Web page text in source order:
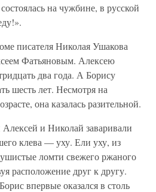
на чужбине, в русской
писателя Николая Ушакова
Фатьяновым. Алексею
два года. А Борису
шесть лет. Несмотря на
она казалась разительной.
и Николай заваривали
клева — уху. Ели уху, из
ломти свежего ржаного
расположение друг к другу.
впервые оказался в столь